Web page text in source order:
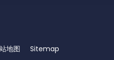
地图 Sitemap